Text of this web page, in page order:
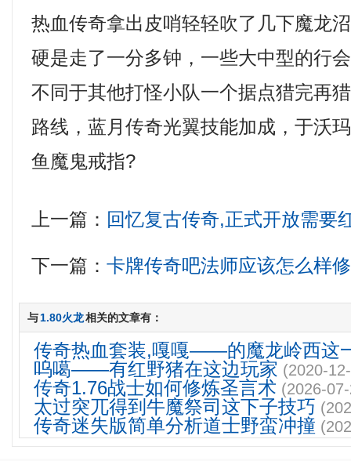
热血传奇拿出皮哨轻轻吹了几下魔龙
硬是走了一分多钟，一些大中型的行
不同于其他打怪小队一个据点猎完再
路线，蓝月传奇光翼技能加成，于沃
鱼魔鬼戒指?
上一篇： 回忆复古传奇,正式开放需要
下一篇：卡牌传奇吧法师应该怎么样
与1.80火龙相关的文章有：
传奇热血套装,嘎嘎——的魔龙岭西这
呜噶——有红野猪在这边玩家 (2020-
传奇1.76战士如何修炼圣言术 (2026-
太过突兀得到牛魔祭司这下子技巧
传奇迷失版简单分析道士野蛮冲撞